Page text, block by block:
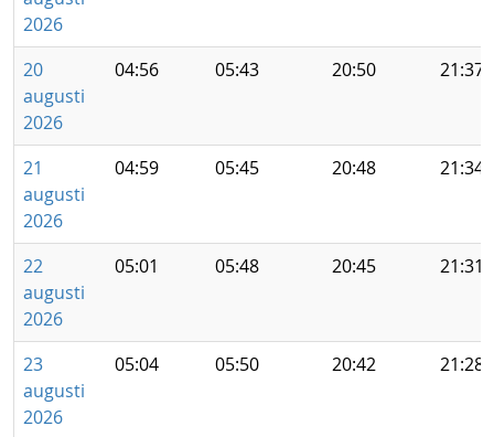
2026
20
augusti
2026
04:56 05:43 20:50 21:37
21
augusti
2026
04:59 05:45 20:48 21:34
22
augusti
2026
05:01 05:48 20:45 21:31
23
augusti
2026
05:04 05:50 20:42 21:28